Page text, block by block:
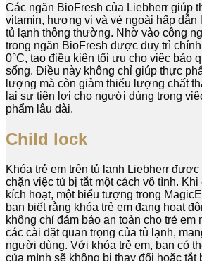
Các ngăn BioFresh của Liebherr giúp
vitamin, hương vị và vẻ ngoài hấp
tủ lạnh thông thường. Nhờ vào công
trong ngăn BioFresh được duy trì
0°C, tạo điều kiện tối ưu cho việc bảo
sống. Điều này không chỉ giúp thực
lượng mà còn giảm thiểu lượng chất
lại sự tiện lợi cho người dùng trong
phẩm lâu dài.
Child lock
Khóa trẻ em trên tủ lạnh Liebherr
chặn việc tủ bị tắt một cách vô tình.
kích hoạt, một biểu tượng trong
bạn biết rằng khóa trẻ em đang hoạt
không chỉ đảm bảo an toàn cho trẻ em
các cài đặt quan trọng của tủ lạnh,
người dùng. Với khóa trẻ em, bạn có
của mình sẽ không bị thay đổi hoặc tắt